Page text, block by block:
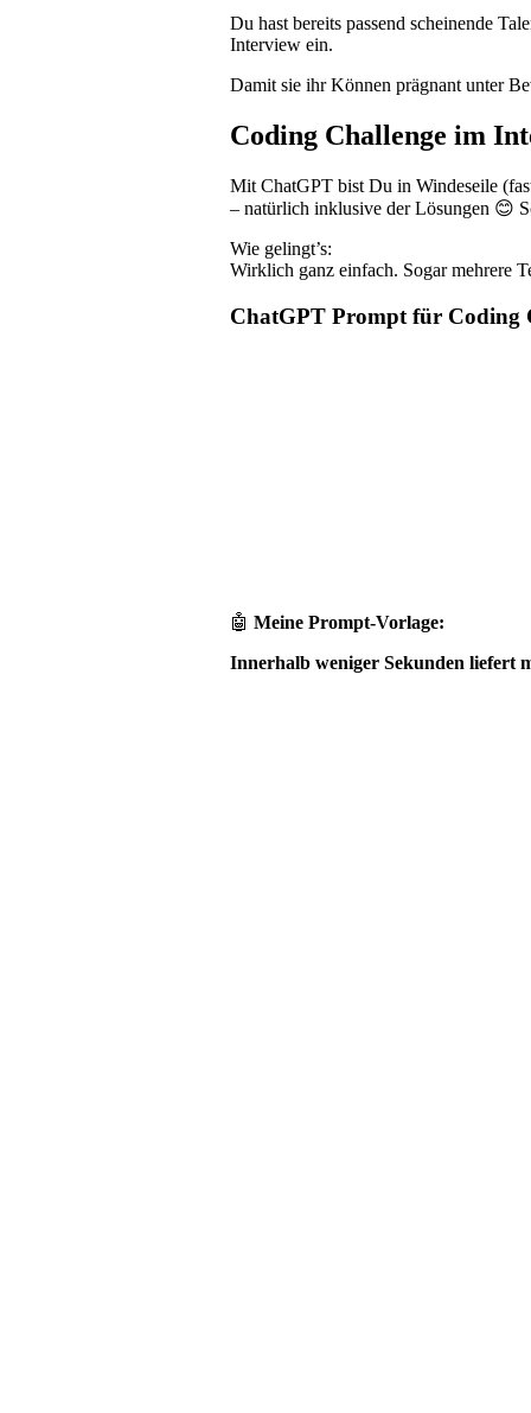
Du hast bereits passend scheinende
Interview ein.
Damit sie ihr Können prägnant unter
Coding Challenge im
Mit ChatGPT bist Du in Windeseile
– natürlich inklusive der Lösungen 😊
Wie gelingt’s:
Wirklich ganz einfach. Sogar mehrere
ChatGPT Prompt für Coding
🤖 Meine Prompt-Vorlage:
Innerhalb weniger Sekunden liefert